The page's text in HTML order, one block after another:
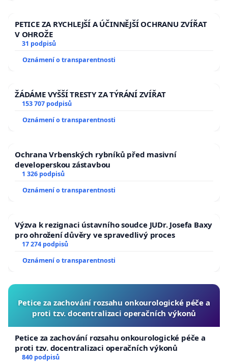
PETICE ZA RYCHLEJŠÍ A ÚČINNĚJŠÍ OCHRANU ZVÍŘAT
V OHROŽE
31 podpisů
Oznámení o transparentnosti
ŽÁDÁME VYŠŠÍ TRESTY ZA TÝRÁNÍ ZVÍŘAT
153 707 podpisů
Oznámení o transparentnosti
Ochrana Vrbenských rybníků před masivní
developerskou zástavbou
1 326 podpisů
Oznámení o transparentnosti
Výzva k rezignaci ústavního soudce JUDr. Josefa Baxy
pro ohrožení důvěry ve spravedlivý proces
17 274 podpisů
Oznámení o transparentnosti
Petice za zachování rozsahu onkourologické péče a
proti tzv. docentralizaci operačních výkonů
Petice za zachování rozsahu onkourologické péče a
proti tzv. docentralizaci operačních výkonů
840 podpisů